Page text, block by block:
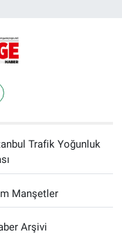
Trafik Yoğunluk
Manşetler
Arşivi